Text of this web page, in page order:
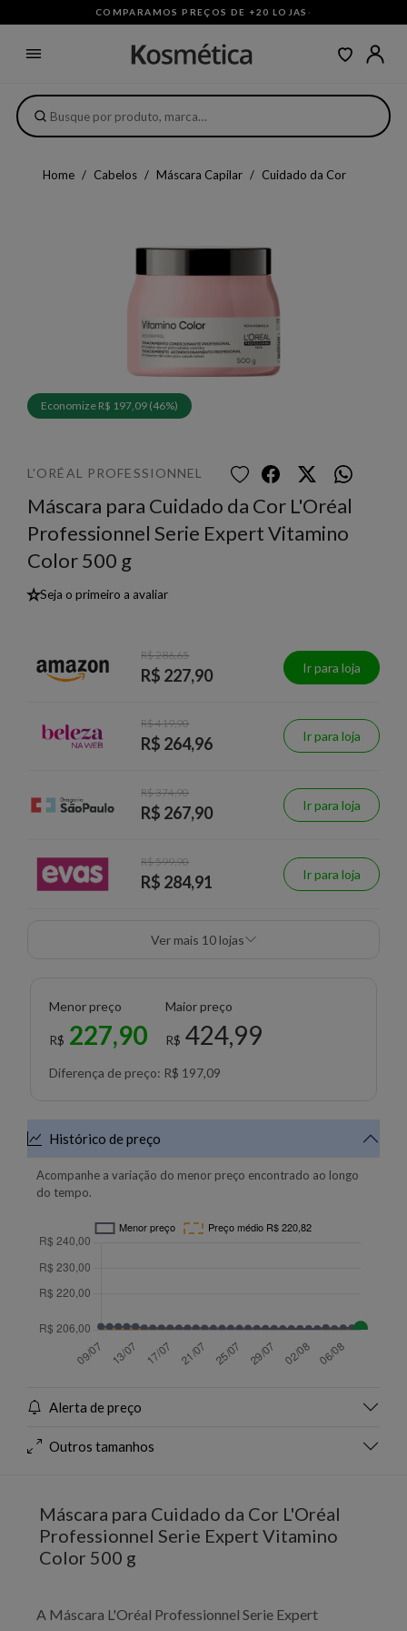
COMPARAMOS PREÇOS DE +20 LOJAS ·
Home Cabelos Máscara Capilar Cuidado da Cor
Economize R$ 197,09 (46%)
L'ORÉAL PROFESSIONNEL
Máscara para Cuidado da Cor L'Oréal
Professionnel Serie Expert Vitamino
Color 500 g
★Seja o primeiro a avaliar
R$ 286,65
R$ 227,90 Ir para loja
R$ 419,90
R$ 264,96 Ir para loja
R$ 374,90
R$ 267,90 Ir para loja
R$ 599,90
R$ 284,91 Ir para loja
Ver mais 10 lojas
Menor preço
R$ 227,90
Maior preço
R$ 424,99
Diferença de preço: R$ 197,09
Histórico de preço
Acompanhe a variação do menor preço encontrado ao longo
do tempo.
Alerta de preço
Outros tamanhos
Máscara para Cuidado da Cor L'Oréal
Professionnel Serie Expert Vitamino
Color 500 g
A Máscara L'Oréal Professionnel Serie Expert